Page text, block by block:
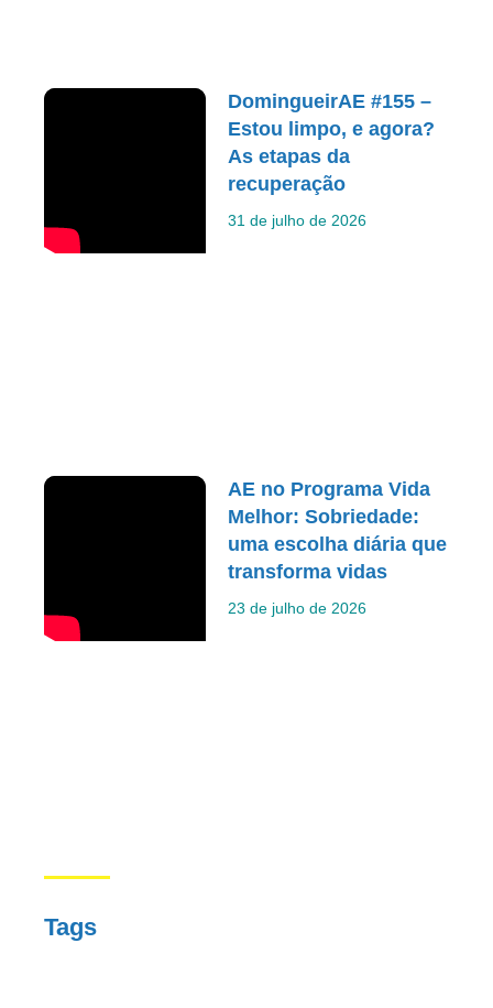
DomingueirAE #155 –
Estou limpo, e agora?
As etapas da
recuperação
31 de julho de 2026
AE no Programa Vida
Melhor: Sobriedade:
uma escolha diária que
transforma vidas
23 de julho de 2026
Tags